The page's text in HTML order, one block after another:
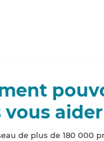
vous
de plus de 180 000